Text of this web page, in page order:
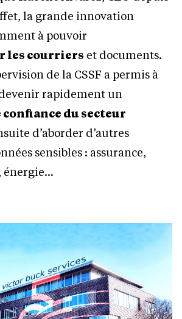
la grande innovation
à pouvoir
les courriers et documents.
de la CSSF a permis à
rapidement un
du secteur
d’aborder d’autres
sensibles : assurance,
énergie…